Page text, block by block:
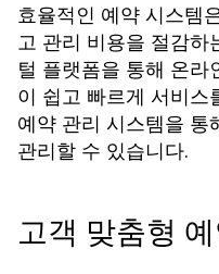
효율적인 예약 시스템
고 관리 비용을 절감하
털 플랫폼을 통해 온라
이 쉽고 빠르게 서비스
예약 관리 시스템을 통
관리할 수 있습니다.
고객 맞춤형